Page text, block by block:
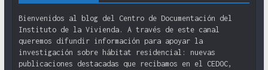
Bienvenidos al blog del Centro de Documentación del
Instituto de la Vivienda. A través de este canal
queremos difundir información para apoyar la
investigación sobre hábitat residencial: nuevas
publicaciones destacadas que recibamos en el CEDOC,